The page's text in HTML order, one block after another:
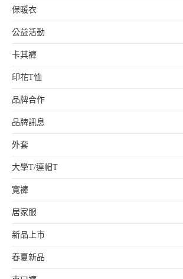
保暖衣
公益活動
卡其褲
印花T恤
品牌合作
品牌訊息
外套
大學T/連帽T
寬褲
居家服
新品上市
春夏新品